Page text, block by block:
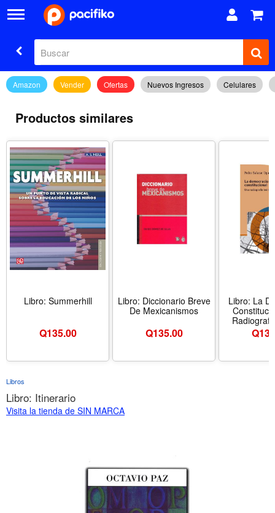
Amazon Vender Ofertas Nuevos Ingresos Celulares
Productos similares
Libro: Summerhill
Q135.00
Libro: Diccionario Breve
De Mexicanismos
Q135.00
Libro: La
Q
Libros
Libro: Itinerario
Visita la tienda de SIN MARCA